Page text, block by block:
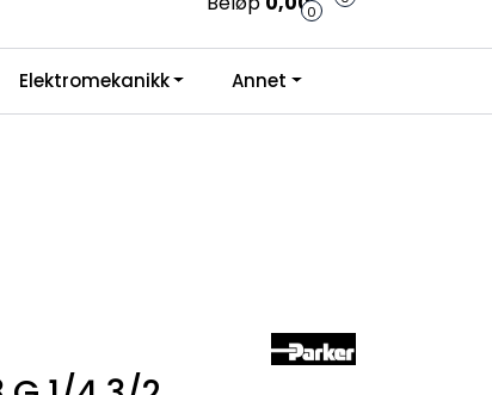
Infosenter Favoritter Logg inn
0
Elektromekanikk Annet